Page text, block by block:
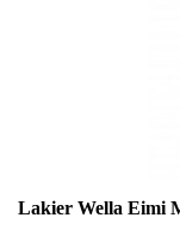
Lakier Wella Eimi